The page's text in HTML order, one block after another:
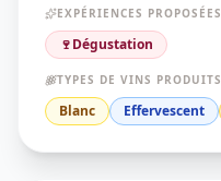
EXPÉRIENCES PROPOSÉES
🍷Dégustation
TYPES DE VINS PRODUITS
Blanc Effervescent